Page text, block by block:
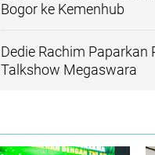
Bogor ke Kemenhub
Dedie Rachim
Talkshow Megaswara